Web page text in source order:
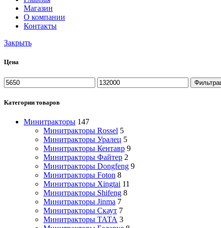
Магазин
О компании
Контакты
Закрыть
Цена
Минимальная
цена
Максимальная
цена
Категории товаров
Минитракторы 147
Минитракторы Rossel 5
Минитракторы Уралец 5
Минитракторы Кентавр 9
Минитракторы Файтер 2
Минитракторы Dongfeng 9
Минитракторы Foton 8
Минитракторы Xingtai 11
Минитракторы Shifeng 8
Минитракторы Jinma 7
Минитракторы Скаут 7
Минитракторы ТАТА 3